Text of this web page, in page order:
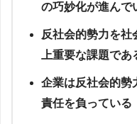
の巧妙化が進んで
反社会的勢力を社
上重要な課題であ
企業は反社会的勢
責任を負っている